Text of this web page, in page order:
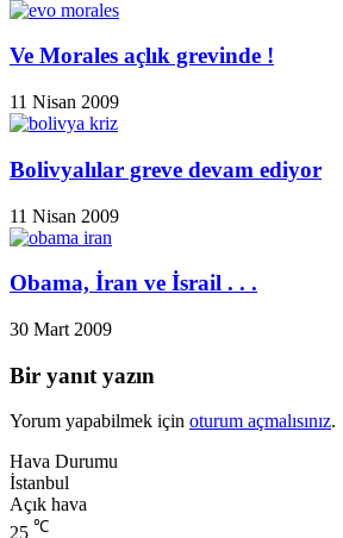
Ve Morales açlık grevinde !
11 Nisan 2009
Bolivyalılar greve devam ediyor
11 Nisan 2009
Obama, İran ve İsrail . . .
30 Mart 2009
Bir yanıt yazın
Yorum yapabilmek için oturum açmalısınız.
Hava Durumu
İstanbul
Açık hava
25 ℃